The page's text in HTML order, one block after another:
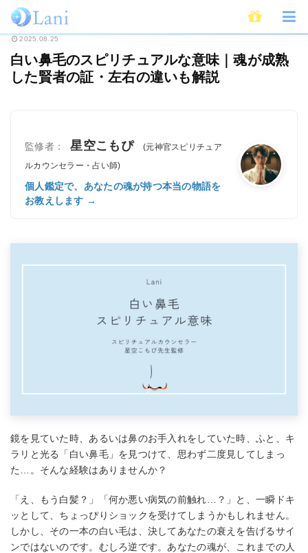
ホーム スピリチュアル 白い鼻毛のスピリチュアルな意味｜魂が成熟した
2025.08.25
白い鼻毛のスピリチュアルな意味｜魂が成熟
した賢者の証・左右の違いも解説
監修者： 星空こもぴ
(元神官スピリチュア
ルカウンセラー・占い師)
個人鑑定で、あなたの魂が持つ本当の物語を
お教えします →
鏡を見ていた時、あるいは鼻のお手入れをしていた時、ふと、キ
ラリと光る「白い鼻毛」を見つけて、思わず二度見してしまっ
た…。そんな経験はありませんか？
「え、もう白髪？」「何か悪い病気の前触れ…？」と、一瞬ドキ
ッとして、ちょっぴりショックを受けてしまうかもしれません。
しかし、その一本の白い毛は、決してあなたの衰えを告げるサイ
ンではないのです。むしろ逆です。あなたの魂が、これまでの人